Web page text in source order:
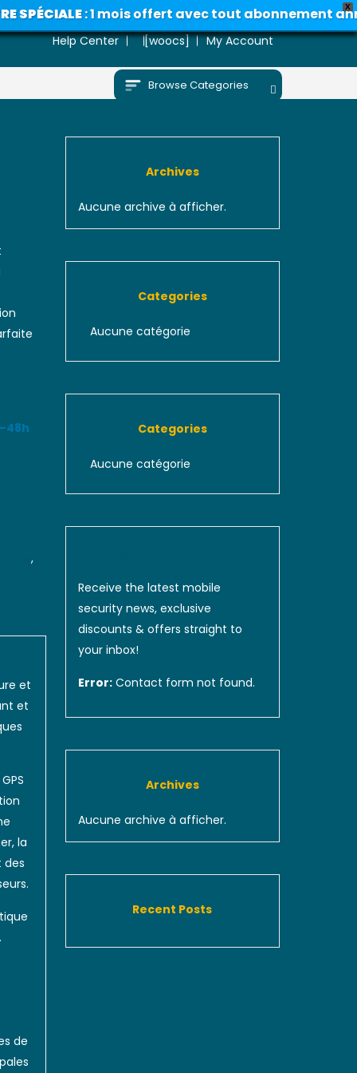
X
: 1 mois offert avec tout abonnement annuel •
Help Center [woocs] My Account
Browse Categories
Skew,
et
et
la
des
de
Archives
Aucune archive à afficher.
Categories
Aucune catégorie
Categories
Aucune catégorie
Receive the latest mobile
security news, exclusive
discounts & offers straight to
your inbox!
Error:Contact form not found.
Archives
Aucune archive à afficher.
Recent Posts